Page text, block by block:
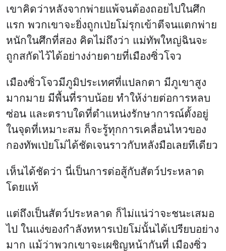
เขาคิดว่าหลังจากพ่ายแพ้จนต้องถอยไปในศึก
แรก พวกเขาจะยิ่งถูกเป่ยโม่รุกเข้าตีจนแตกพ่าย
หนักในศึกที่สอง คิดไม่ถึงว่า แม่ทัพใหญ่ฉินจะ
ถูกสกัดไว้ได้อย่างง่ายดายที่เมืองซิ่วโจว
เมืองซิ่วโจวมีภูมิประเทศที่แปลกตา มีภูเขาสูง
มากมาย มีพื้นที่ราบน้อย ทำให้ง่ายต่อการหลบ
ซ่อน และตราบใดที่ตำแหน่งรักษาการณ์ตั้งอยู่
ในจุดที่เหมาะสม ก็จะรู้ทุกการเคลื่อนไหวของ
กองทัพเป่ยโม่ได้ชัดเจนราวกับหลังมือเลยทีเดียว
เห็นได้ชัดว่า นี่เป็นการต่อสู้กับสัตว์ประหลาด
โดยแท้
แต่ถึงเป็นสัตว์ประหลาด ก็ไม่แน่ว่าจะชนะเสมอ
ไป ในแง่ของกำลังทหารเป่ยโม่นั้นได้เปรียบอย่าง
มาก แม้ว่าพวกเขาจะเผชิญหน้ากันที่ เมืองซิ่ว